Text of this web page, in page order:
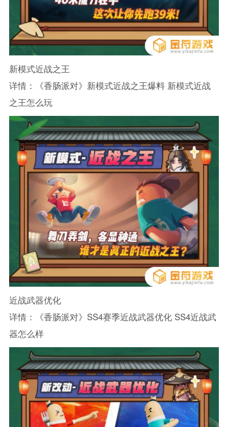
新模式近战之王
详情：《香肠派对》新模式近战之王爆料 新模式近战
之王怎么玩
近战武器优化
详情：《香肠派对》SS4赛季近战武器优化 SS4近战武
器怎么样